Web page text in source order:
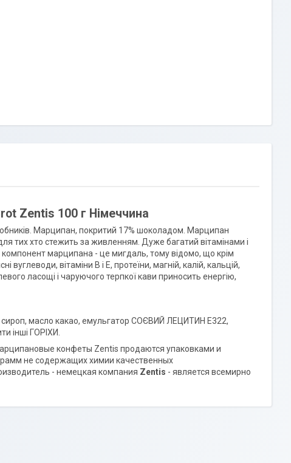
Zentis 100 г Німеччина
Марципан, покритий 17% шоколадом. Марципан
тих хто стежить за живленням. Дуже багатий вітамінами і
марципана - це мигдаль, тому відомо, що крім
вітаміни В і Е, протеїни, магній, калій, кальцій,
ласощі і чаруючого терпкої кави приносить енергію,
масло какао, емульгатор СОЄВИЙ ЛЕЦИТИН E322,
інші ГОРІХИ.
конфеты Zentis продаются упаковками и
не содержащих химии качественных
- немецкая компания Zentis - является всемирно